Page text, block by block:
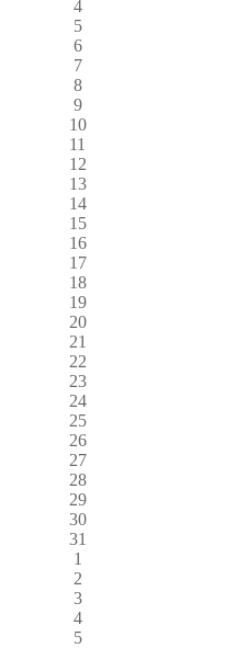
4
5
6
7
8
9
10
11
12
13
14
15
16
17
18
19
20
21
22
23
24
25
26
27
28
29
30
31
1
2
3
4
5